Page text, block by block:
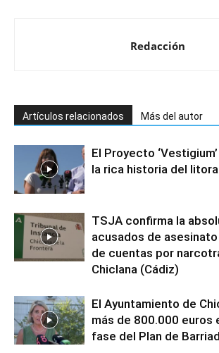
Redacción
Artículos relacionados Más del autor
El Proyecto
la rica historia del
TSJA confirma la
acusados de
de cuentas por
Chiclana (Cádiz)
El Ayuntamiento de
más de 800.000 euros
fase del Plan de